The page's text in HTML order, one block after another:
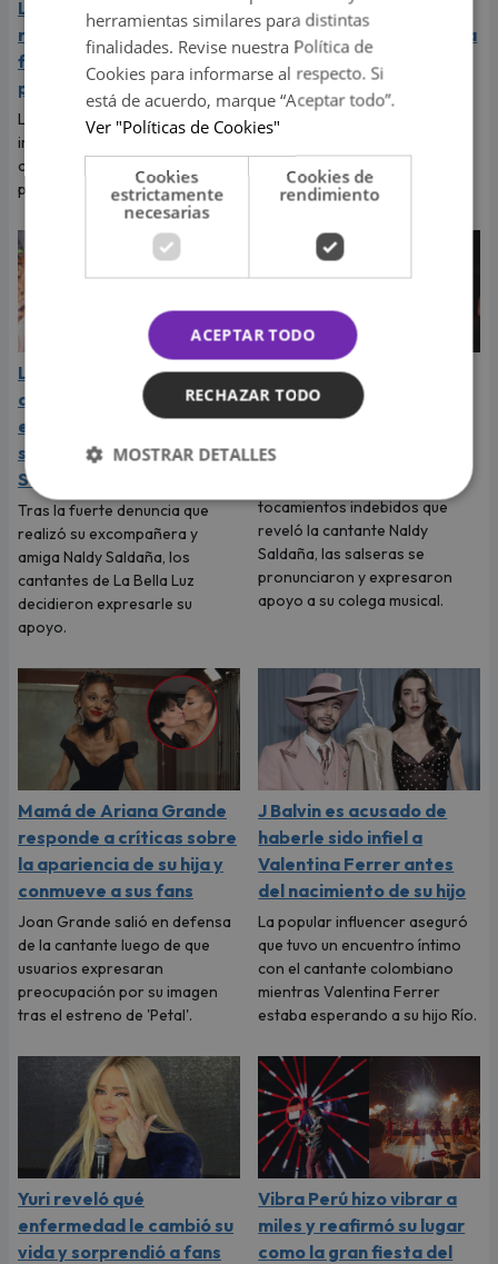
La Joaqui sorprende al
revelar la inesperada
forma en que Luck Ra
puso fin a su romance
La cantante reveló que llegó a
imaginar su boda, pero el
cantante tenía otros planes
para ese viaje.
Naldy Saldaña rompió en
llanto durante entrevista
con Magaly Medina y
exigió justicia
Tras denunciar al director
Saldaña habló con Magaly
Medina y le contó todo.
La Bella Luz: cantantes
de la agrupación
expresaron su apoyo y
solidaridad con Naldy
Saldaña
Tras la fuerte denuncia que
realizó su excompañera y
amiga Naldy Saldaña, los
cantantes de La Bella Luz
decidieron expresarle su
apoyo.
Daniela Darcourt, Masiel
Málaga y más salseras
respaldan a Naldy
Saldaña tras su denuncia
tocamientos indebidos que
reveló la cantante Naldy
Saldaña, las salseras se
pronunciaron y expresaron
apoyo a su colega musical.
Mamá de Ariana Grande
responde a críticas sobre
la apariencia de su hija y
conmueve a sus fans
Joan Grande salió en defensa
de la cantante luego de que
usuarios expresaran
preocupación por su imagen
tras el estreno de 'Petal'.
J Balvin es acusado de
haberle sido infiel a
Valentina Ferrer antes
del nacimiento de su hijo
La popular influencer aseguró
que tuvo un encuentro íntimo
con el cantante colombiano
mientras Valentina Ferrer
estaba esperando a su hijo Río.
Yuri reveló qué
enfermedad le cambió su
vida y sorprendió a fans
Vibra Perú hizo vibrar a
miles y reafirmó su lugar
como la gran fiesta del
herramientas similares para distintas
finalidades. Revise nuestra Política de
Cookies para informarse al respecto. Si
está de acuerdo, marque “Aceptar todo”.
Ver "Políticas de Cookies"
Cookies
estrictamente
necesarias
Cookies de
rendimiento
ACEPTAR TODO
RECHAZAR TODO
MOSTRAR DETALLES